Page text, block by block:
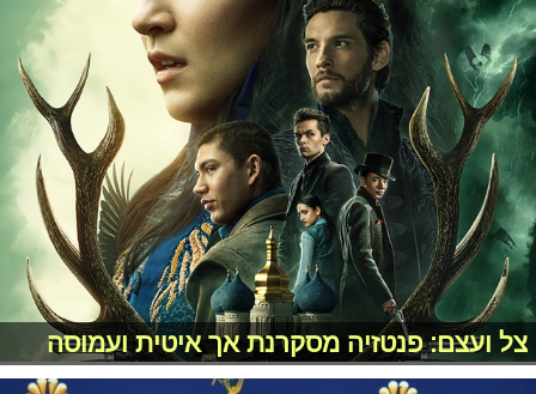
צל ועצם: פנטזיה מסקרנת אך איטית ועמוסה